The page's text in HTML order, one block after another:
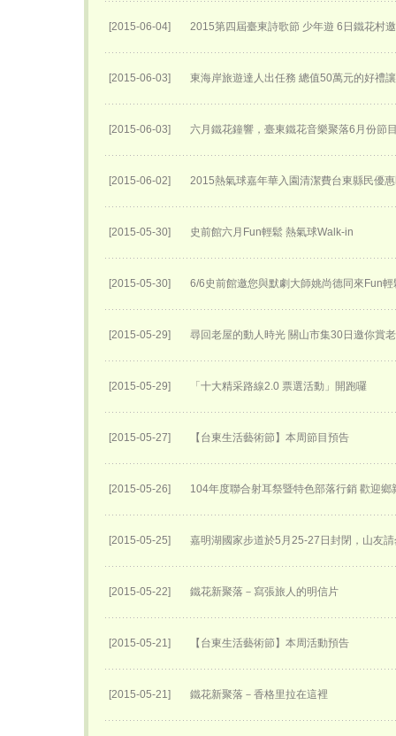
[2015-06-04] 2015第四屆臺東詩歌節 少年遊 6日鐵花村
[2015-06-03] 東海岸旅遊達人出任務 總值50萬元的好禮
[2015-06-03] 六月鐵花鐘響，臺東鐵花音樂聚落6月份節
[2015-06-02] 2015熱氣球嘉年華入園清潔費台東縣民優
[2015-05-30] 史前館六月Fun輕鬆 熱氣球Walk-in
[2015-05-30] 6/6史前館邀您與默劇大師姚尚德同來Fun輕
[2015-05-29] 尋回老屋的動人時光 關山市集30日邀你賞
[2015-05-29] 「十大精采路線2.0 票選活動」開跑囉
[2015-05-27] 【台東生活藝術節】本周節目預告
[2015-05-26] 104年度聯合射耳祭暨特色部落行銷 歡迎鄉
[2015-05-25] 嘉明湖國家步道於5月25-27日封閉，山友
[2015-05-22] 鐵花新聚落－寫張旅人的明信片
[2015-05-21] 【台東生活藝術節】本周活動預告
[2015-05-21] 鐵花新聚落－香格里拉在這裡